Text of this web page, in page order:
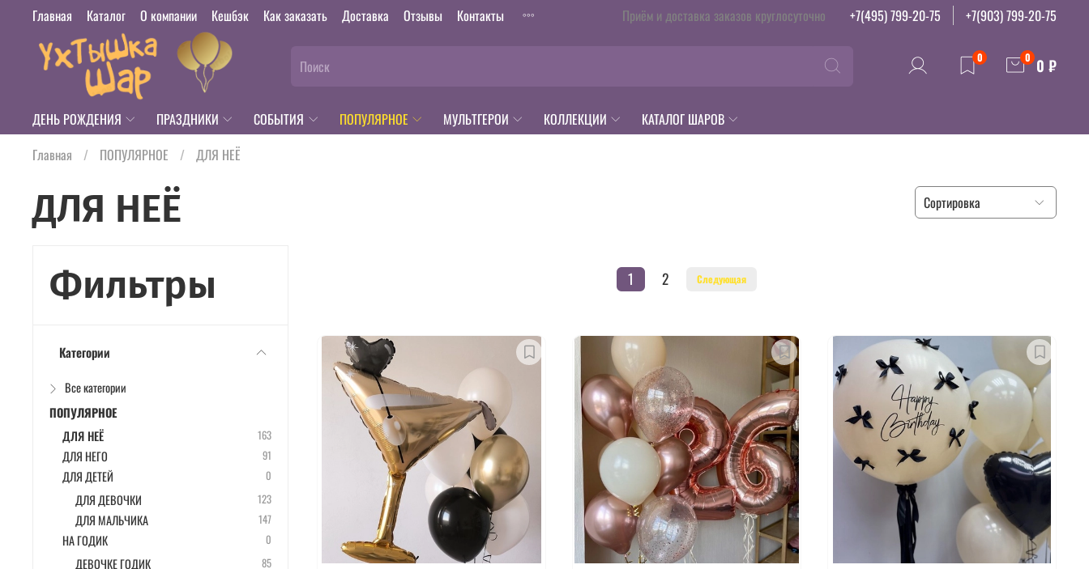
Главная Каталог О компании Кешбэк Как заказать Доставка Отзывы Контакты Приём и доставка заказов круглосуточно +7(495) 799-20-75 +7(903) 799-20-75
0 0 0 ₽
ДЕНЬ РОЖДЕНИЯ ПРАЗДНИКИ СОБЫТИЯ ПОПУЛЯРНОЕ МУЛЬТГЕРОИ КОЛЛЕКЦИИ
КАТАЛОГ ШАРОВ
Главная
ПОПУЛЯРНОЕ ДЛЯ НЕЁ
ДЛЯ НЕЁ
1 2 Следующая
Фильтры
Категории
Все категории
ПОПУЛЯРНОЕ
ДЛЯ НЕЁ
163
ДЛЯ НЕГО 91
ДЛЯ ДЕТЕЙ 0
ДЛЯ ДЕВОЧКИ 123
ДЛЯ МАЛЬЧИКА 147
НА ГОДИК 0
ДЕВОЧКЕ ГОДИК 85